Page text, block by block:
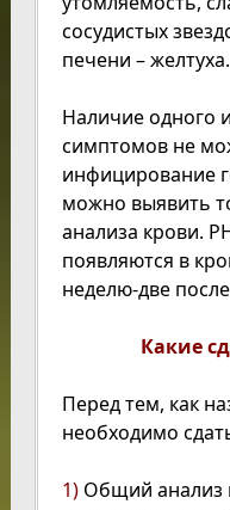
сосудистых
печени – желтуха.
Наличие одного
симптомов не
инфицирование
можно выявить
анализа крови.
появляются в
неделю-две
Какие
Перед тем, как
необходимо
1)Общий анализ